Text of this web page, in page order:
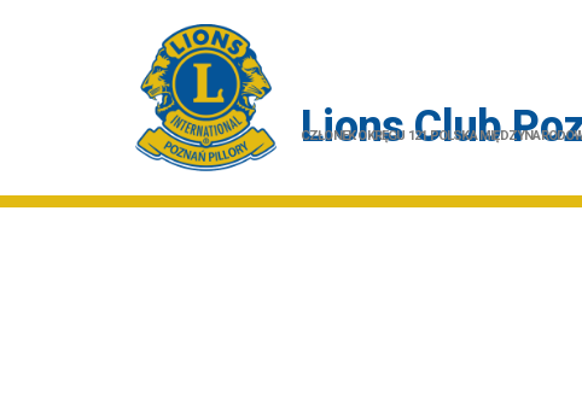
Lions Club
CZŁONEK OKRĘGU 121 POLSKA